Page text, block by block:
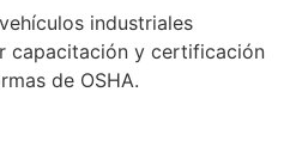
industriales
capacitación y certificación
de OSHA.